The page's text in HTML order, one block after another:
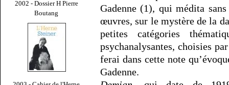
2002 - Dossier H Pierre
Boutang
Gadenne (1), qui médita
œuvres, sur le mystère de la
petites catégories
psychanalysantes, choisies
ferai dans cette note
Gadenne.